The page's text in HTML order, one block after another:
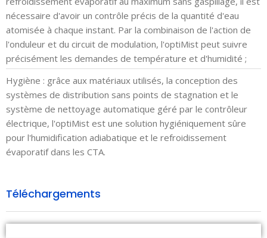
nécessaire d'avoir un contrôle précis de la quantité d'eau
atomisée à chaque instant. Par la combinaison de l'action de
l'onduleur et du circuit de modulation, l'optiMist peut suivre
précisément les demandes de température et d'humidité ;
Hygiène : grâce aux matériaux utilisés, la conception des
systèmes de distribution sans points de stagnation et le
système de nettoyage automatique géré par le contrôleur
électrique, l'optiMist est une solution hygiéniquement sûre
pour l'humidification adiabatique et le refroidissement
évaporatif dans les CTA.
Téléchargements